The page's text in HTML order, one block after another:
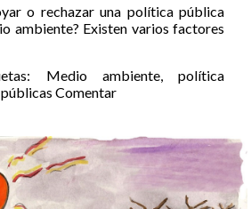
o rechazar una política pública
ambiente? Existen varios factores
Medio ambiente,política
Comentar